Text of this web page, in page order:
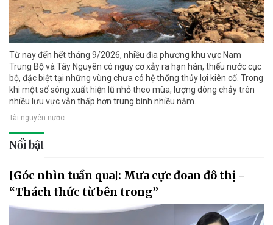
Từ nay đến hết tháng 9/2026, nhiều địa phương khu vực Nam
Trung Bộ và Tây Nguyên có nguy cơ xảy ra hạn hán, thiếu nước cục
bộ, đặc biệt tại những vùng chưa có hệ thống thủy lợi kiên cố. Trong
khi một số sông xuất hiện lũ nhỏ theo mùa, lượng dòng chảy trên
nhiều lưu vực vẫn thấp hơn trung bình nhiều năm.
Tài nguyên nước
Nổi bật
[Góc nhìn tuần qua]: Mưa cực đoan đô thị -
“Thách thức từ bên trong”